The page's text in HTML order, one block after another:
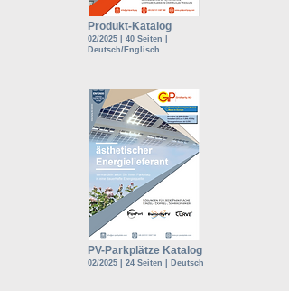
Produkt-Katalog
02/2025 | 40 Seiten |
Deutsch/Englisch
PV-Parkplätze Katalog
02/2025 | 24 Seiten | Deutsch